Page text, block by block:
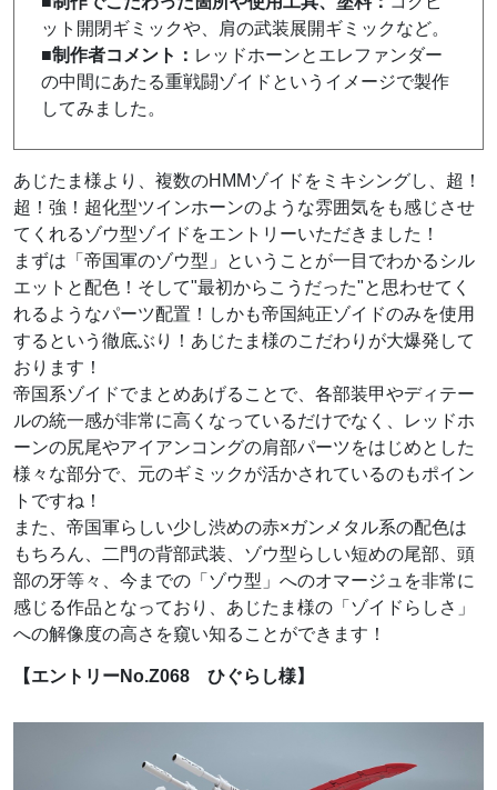
ット開閉ギミックや、肩の武装展開ギミックなど。
■制作者コメント： レッドホーンとエレファンダー
の中間にあたる重戦闘ゾイドというイメージで製作
してみました。
あじたま様より、複数のHMMゾイドをミキシングし、超！
超！強！超化型ツインホーンのような雰囲気をも感じさせ
てくれるゾウ型ゾイドをエントリーいただきました！
まずは「帝国軍のゾウ型」ということが一目でわかるシル
エットと配色！そして"最初からこうだった"と思わせてく
れるようなパーツ配置！しかも帝国純正ゾイドのみを使用
するという徹底ぶり！あじたま様のこだわりが大爆発して
おります！
帝国系ゾイドでまとめあげることで、各部装甲やディテー
ルの統一感が非常に高くなっているだけでなく、レッドホ
ーンの尻尾やアイアンコングの肩部パーツをはじめとした
様々な部分で、元のギミックが活かされているのもポイン
トですね！
また、帝国軍らしい少し渋めの赤×ガンメタル系の配色は
もちろん、二門の背部武装、ゾウ型らしい短めの尾部、頭
部の牙等々、今までの「ゾウ型」へのオマージュを非常に
感じる作品となっており、あじたま様の「ゾイドらしさ」
への解像度の高さを窺い知ることができます！
【エントリーNo.Z068 ひぐらし様】